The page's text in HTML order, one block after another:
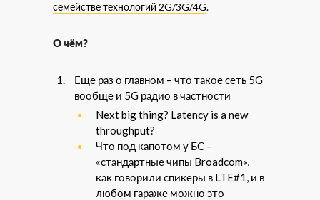
семействе технологий 2G/3G/4G.
О чём?
Еще раз о главном – что такое сеть 5G
вообще и 5G радио в частности
Next big thing? Latency is a new
throughput?
Что под капотом у БС –
«стандартные чипы Broadcom»,
как говорили спикеры в LTE#1, и в
любом гараже можно это